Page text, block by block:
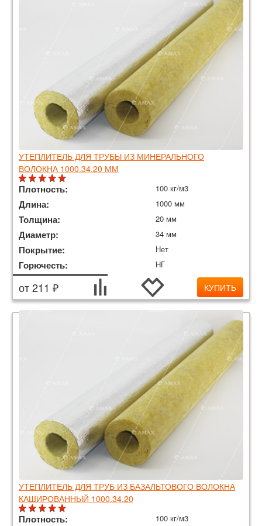
УТЕПЛИТЕЛЬ ДЛЯ ТРУБЫ ИЗ МИНЕРАЛЬНОГО
ВОЛОКНА 1000.34.20 ММ
Плотность: 100 кг/м3
Длина: 1000 мм
Толщина: 20 мм
Диаметр: 34 мм
Покрытие: Нет
Горючесть: НГ
от 211 ₽ КУПИТЬ
УТЕПЛИТЕЛЬ ДЛЯ ТРУБ ИЗ БАЗАЛЬТОВОГО ВОЛОКНА
КАШИРОВАННЫЙ 1000.34.20
Плотность: 100 кг/м3